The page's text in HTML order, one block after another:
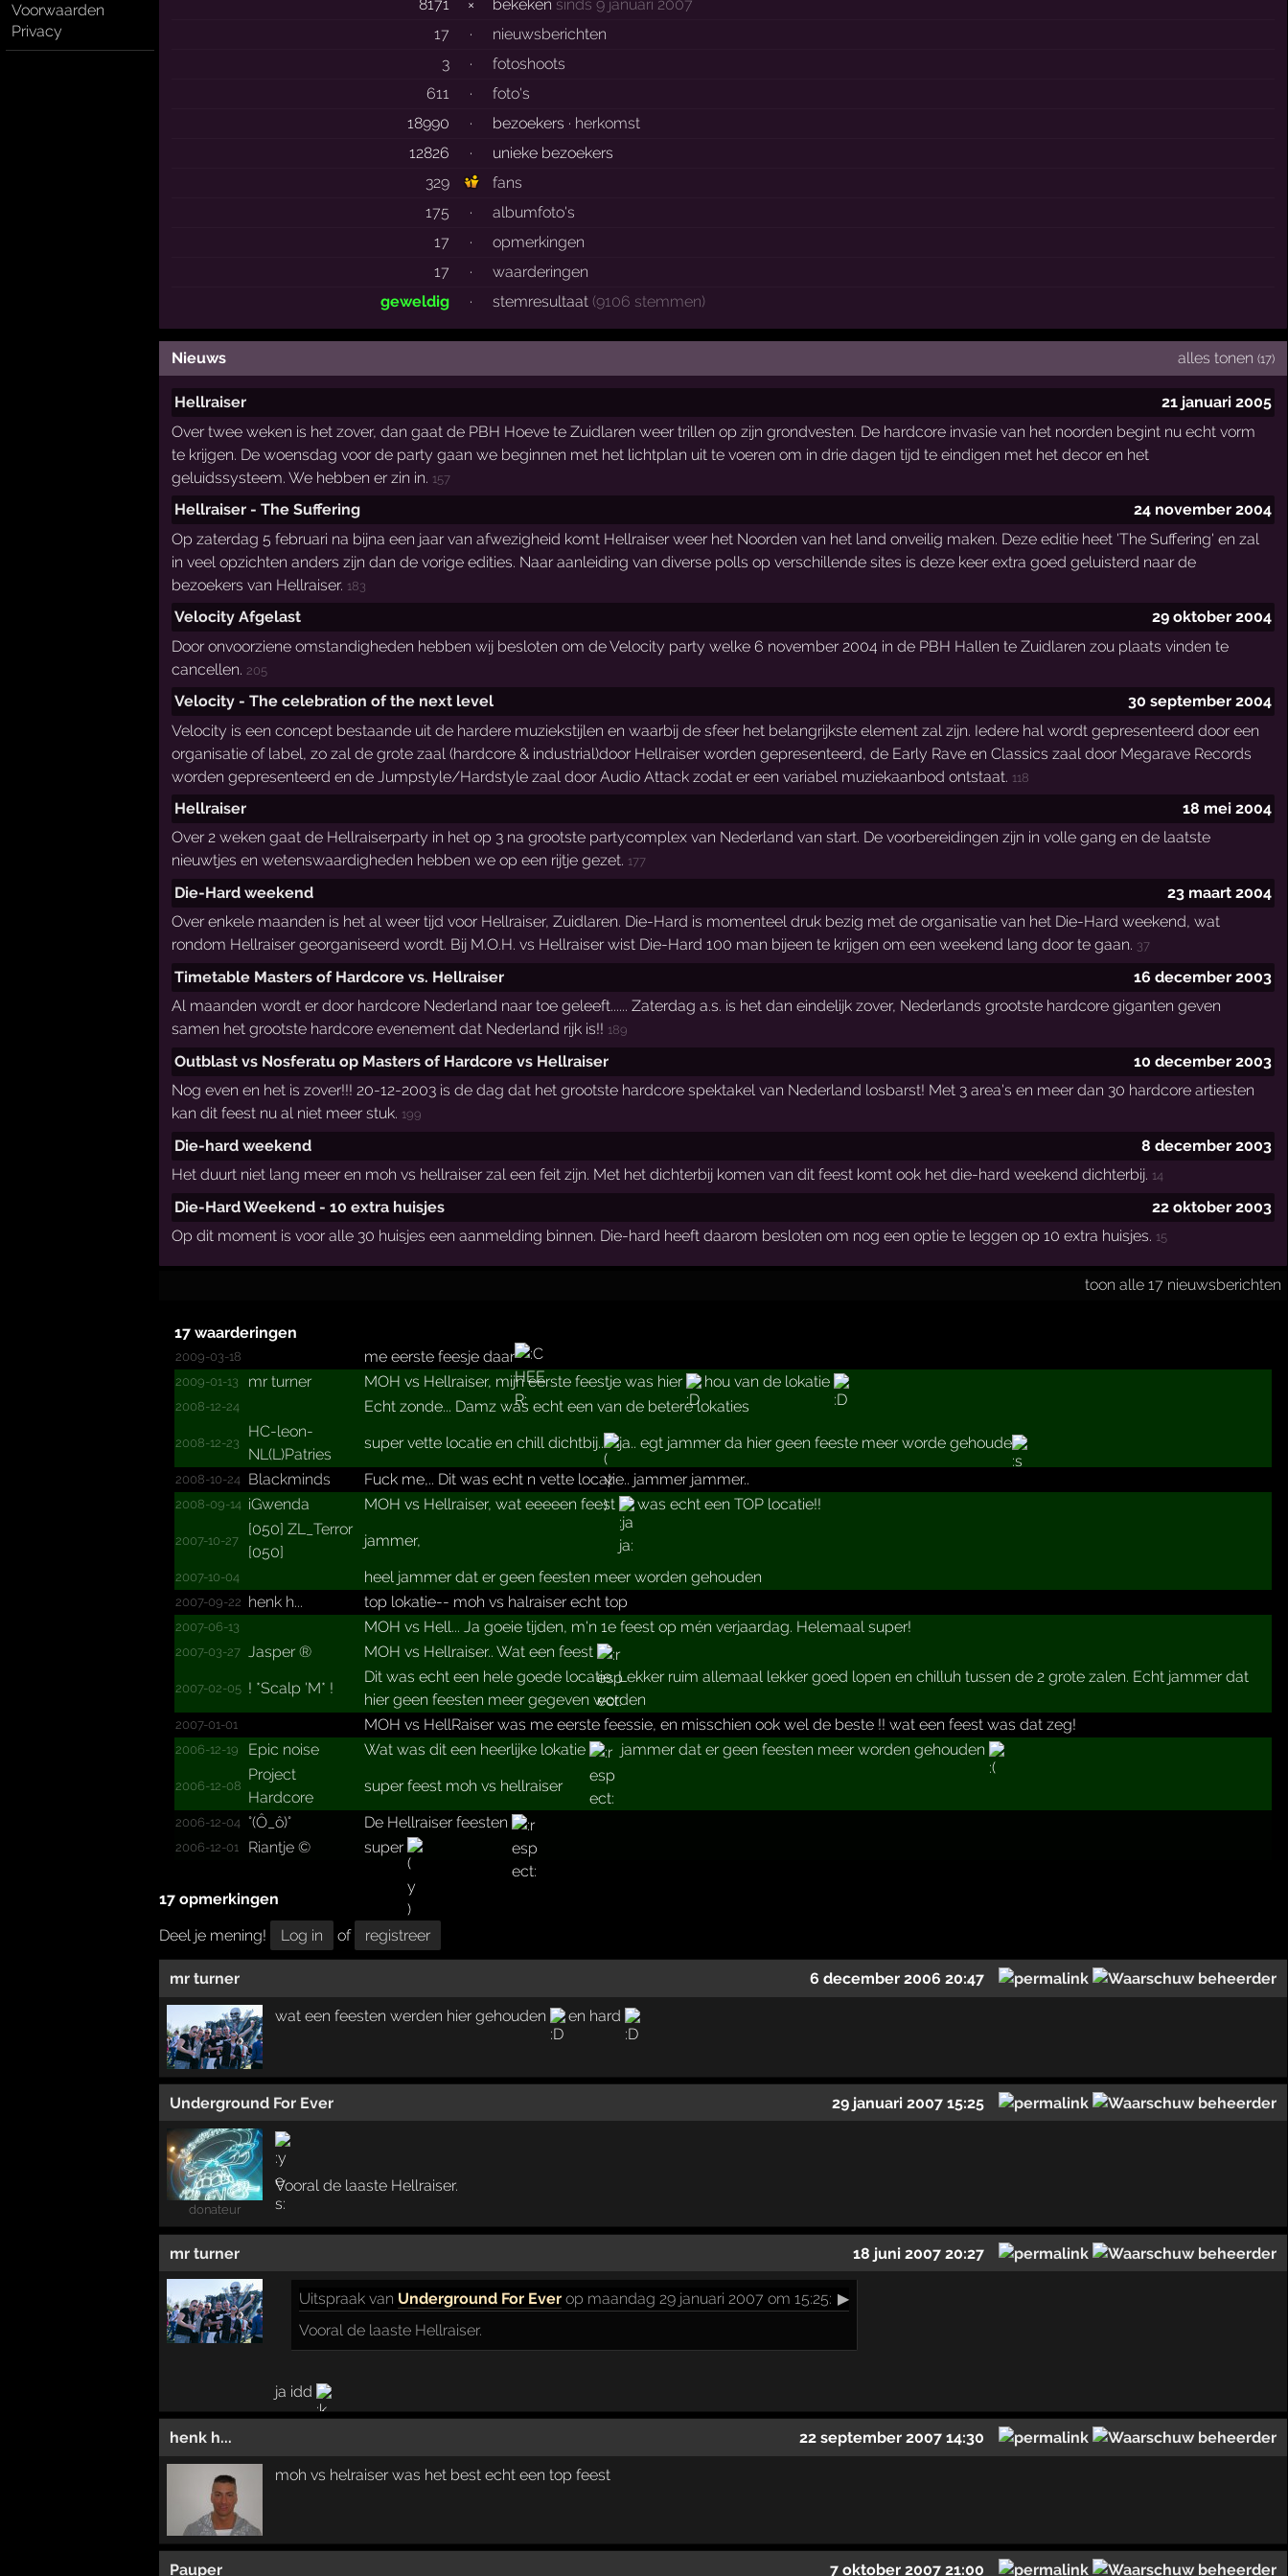
Voorwaarden
Privacy
8171
× bekeken sinds 9 januari 2007
17
·
nieuwsberichten
3
·
fotoshoots
611
·
foto's
18990
· bezoekers · herkomst
12826
·
unieke bezoekers
329
fans
175
·
albumfoto's
17
·
opmerkingen
17
·
waarderingen
geweldig
· stemresultaat (9106 stemmen)
Nieuws alles tonen (17)
Hellraiser
21 januari 2005
Over twee weken is het zover, dan gaat de PBH Hoeve te Zuidlaren weer trillen op zijn grondvesten. De hardcore invasie van het noorden begint nu echt vorm
te krijgen. De woensdag voor de party gaan we beginnen met het lichtplan uit te voeren om in drie dagen tijd te eindigen met het decor en het
geluidssysteem. We hebben er zin in. 157
Hellraiser - The Suffering
24 november 2004
Op zaterdag 5 februari na bijna een jaar van afwezigheid komt Hellraiser weer het Noorden van het land onveilig maken. Deze editie heet 'The Suffering' en zal
in veel opzichten anders zijn dan de vorige edities. Naar aanleiding van diverse polls op verschillende sites is deze keer extra goed geluisterd naar de
bezoekers van Hellraiser. 183
Velocity Afgelast
29 oktober 2004
Door onvoorziene omstandigheden hebben wij besloten om de Velocity party welke 6 november 2004 in de PBH Hallen te Zuidlaren zou plaats vinden te
cancellen. 205
Velocity - The celebration of the next level
30 september 2004
Velocity is een concept bestaande uit de hardere muziekstijlen en waarbij de sfeer het belangrijkste element zal zijn. Iedere hal wordt gepresenteerd door een
organisatie of label, zo zal de grote zaal (hardcore & industrial)door Hellraiser worden gepresenteerd, de Early Rave en Classics zaal door Megarave Records
worden gepresenteerd en de Jumpstyle/Hardstyle zaal door Audio Attack zodat er een variabel muziekaanbod ontstaat. 118
Hellraiser
18 mei 2004
Over 2 weken gaat de Hellraiserparty in het op 3 na grootste partycomplex van Nederland van start. De voorbereidingen zijn in volle gang en de laatste
nieuwtjes en wetenswaardigheden hebben we op een rijtje gezet. 177
Die-Hard weekend
23 maart 2004
Over enkele maanden is het al weer tijd voor Hellraiser, Zuidlaren. Die-Hard is momenteel druk bezig met de organisatie van het Die-Hard weekend, wat
rondom Hellraiser georganiseerd wordt. Bij M.O.H. vs Hellraiser wist Die-Hard 100 man bijeen te krijgen om een weekend lang door te gaan. 37
Timetable Masters of Hardcore vs. Hellraiser
16 december 2003
Al maanden wordt er door hardcore Nederland naar toe geleeft...... Zaterdag a.s. is het dan eindelijk zover, Nederlands grootste hardcore giganten geven
samen het grootste hardcore evenement dat Nederland rijk is!! 189
Outblast vs Nosferatu op Masters of Hardcore vs Hellraiser
10 december 2003
Nog even en het is zover!!! 20-12-2003 is de dag dat het grootste hardcore spektakel van Nederland losbarst! Met 3 area's en meer dan 30 hardcore artiesten
kan dit feest nu al niet meer stuk. 199
Die-hard weekend
8 december 2003
Het duurt niet lang meer en moh vs hellraiser zal een feit zijn. Met het dichterbij komen van dit feest komt ook het die-hard weekend dichterbij. 14
Die-Hard Weekend - 10 extra huisjes
22 oktober 2003
Op dit moment is voor alle 30 huisjes een aanmelding binnen. Die-hard heeft daarom besloten om nog een optie te leggen op 10 extra huisjes. 15
toon alle 17 nieuwsberichten
17 waarderingen
2009-03-18 me eerste feesje daar
2009-01-13 mr turner MOH vs Hellraiser, mijn eerste feestje was hier hou van de lokatie
2008-12-24 Echt zonde... Damz was echt een van de betere lokaties
2008-12-23
HC-leon-
NL(L)P­atries
super vette locatie en chill dichtbij.. ja.. egt jammer da hier geen feeste meer worde gehoude
2008-10-24 Blackminds Fuck me,.. Dit was echt n vette locatie.. jammer jammer..
2008-09-14 iGwenda MOH vs Hellraiser, wat eeeeen feest was echt een TOP locatie!!
2007-10-27
[050] ZL_­Terror
[050]
jammer,
2007-10-04 heel jammer dat er geen feesten meer worden gehouden
2007-09-22 henk h... top lokatie-- moh vs halraiser echt top
2007-06-13 MOH vs Hell... Ja goeie tijden, m'n 1e feest op mén verjaardag. Helemaal super!
2007-03-27 Jasper ® MOH vs Hellraiser.. Wat een feest
2007-02-05 !­ *­Scalp 'M*­ !­
Dit was echt een hele goede locatie. Lekker ruim allemaal lekker goed lopen en chilluh tussen de 2 grote zalen. Echt jammer dat
hier geen feesten meer gegeven worden
2007-01-01 MOH vs HellRaiser was me eerste feessie, en misschien ook wel de beste !! wat een feest was dat zeg!
2006-12-19 Epic noise Wat was dit een heerlijke lokatie jammer dat er geen feesten meer worden gehouden
2006-12-08
Project
Hardcore
super feest moh vs hellraiser
2006-12-04 °(Ô_ô)° De Hellraiser feesten
2006-12-01 Riantje © super
17 opmerkingen
Deel je mening!
Log in of registreer
mr turner 6 december 2006 20:47
wat een feesten werden hier gehouden en hard
Underground For Ever 29 januari 2007 15:25
donateur
Vooral de laaste Hellraiser.
mr turner 18 juni 2007 20:27
Uitspraakvan Underground For Everop maandag 29 januari 2007 om 15:25: ▶
Vooral de laaste Hellraiser.
ja idd
henk h... 22 september 2007 14:30
moh vs helraiser was het best echt een top feest
Pauper 7 oktober 2007 21:00